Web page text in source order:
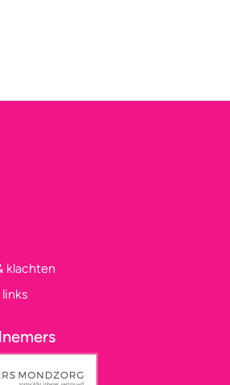
klachten